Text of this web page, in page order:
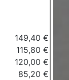
149,40 €
115,80 €
120,00 €
85,20 €